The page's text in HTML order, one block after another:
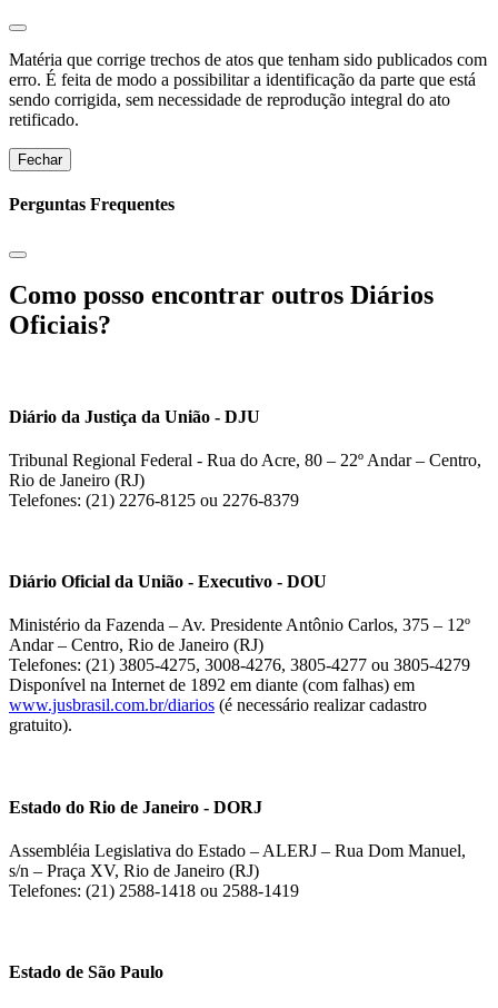
Matéria que corrige trechos de atos que tenham sido publicados com
erro. É feita de modo a possibilitar a identificação da parte que está
sendo corrigida, sem necessidade de reprodução integral do ato
retificado.
Fechar
Perguntas Frequentes
Como posso encontrar outros Diários
Oficiais?
Diário da Justiça da União - DJU
Tribunal Regional Federal - Rua do Acre, 80 – 22º Andar – Centro,
Rio de Janeiro (RJ)
Telefones: (21) 2276-8125 ou 2276-8379
Diário Oficial da União - Executivo - DOU
Ministério da Fazenda – Av. Presidente Antônio Carlos, 375 – 12º
Andar – Centro, Rio de Janeiro (RJ)
Telefones: (21) 3805-4275, 3008-4276, 3805-4277 ou 3805-4279
Disponível na Internet de 1892 em diante (com falhas) em
www.jusbrasil.com.br/diarios (é necessário realizar cadastro
gratuito).
Estado do Rio de Janeiro - DORJ
Assembléia Legislativa do Estado – ALERJ – Rua Dom Manuel,
s/n – Praça XV, Rio de Janeiro (RJ)
Telefones: (21) 2588-1418 ou 2588-1419
Estado de São Paulo